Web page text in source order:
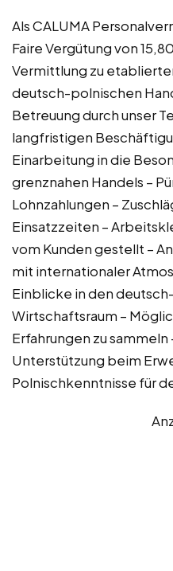
Als CALUMA
Faire Vergütung von
Vermittlung zu
deutsch-polnischen
Betreuung durch unser
langfristigen
Einarbeitung in die
grenznahen Handels –
Lohnzahlungen –
Einsatzzeiten –
vom Kunden gestellt –
mit internationaler
Einblicke in den
Wirtschaftsraum –
Erfahrungen zu sammeln
Unterstützung beim
Polnischkenntnisse für